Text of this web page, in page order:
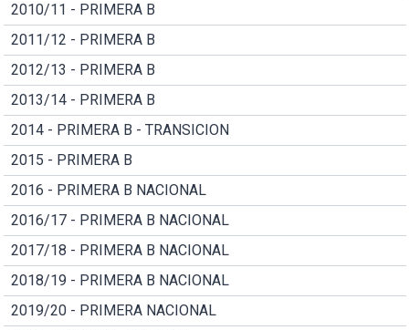
2010/11 - PRIMERA B
2011/12 - PRIMERA B
2012/13 - PRIMERA B
2013/14 - PRIMERA B
2014 - PRIMERA B - TRANSICION
2015 - PRIMERA B
2016 - PRIMERA B NACIONAL
2016/17 - PRIMERA B NACIONAL
2017/18 - PRIMERA B NACIONAL
2018/19 - PRIMERA B NACIONAL
2019/20 - PRIMERA NACIONAL